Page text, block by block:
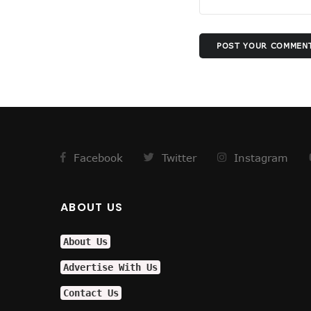
अमेरिका का घमंड चकनाचूर करेगा
विश्वास को भी नहीं हो रहा विश्वास कि
डलझील बनाम नैनीझील
POST YOUR
Facebook Twitter Instagram
ABOUT US
About Us
Advertise With Us
Contact Us